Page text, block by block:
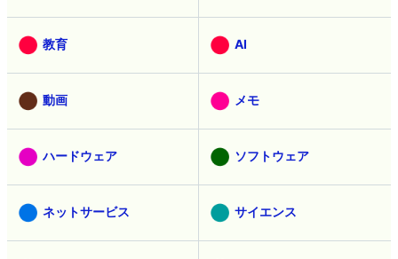
教育 AI
動画 メモ
ハードウェア ソフトウェア
ネットサービス サイエンス